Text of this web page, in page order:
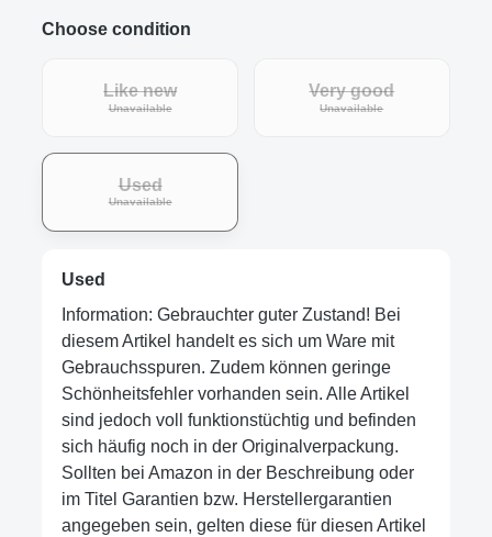
Choose condition
Like new
Unavailable
Very good
Unavailable
Used
Unavailable
Used
Information: Gebrauchter guter Zustand! Bei
diesem Artikel handelt es sich um Ware mit
Gebrauchsspuren. Zudem können geringe
Schönheitsfehler vorhanden sein. Alle Artikel
sind jedoch voll funktionstüchtig und befinden
sich häufig noch in der Originalverpackung.
Sollten bei Amazon in der Beschreibung oder
im Titel Garantien bzw. Herstellergarantien
angegeben sein, gelten diese für diesen Artikel